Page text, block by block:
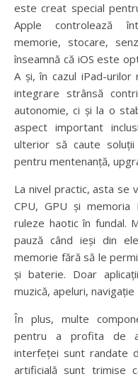
este creat special
Apple controlează
memorie, stocare,
înseamnă că iOS este
A și, în cazul iPad-
integrare strânsă
autonomie, ci și la o
aspect important
ulterior să caute
pentru mentenanță,
La nivel practic, asta se
CPU, GPU și memoria
ruleze haotic în fundal.
pauză când ieși din
memorie fără să le
și baterie. Doar
muzică, apeluri,
În plus, multe
pentru a profita de
interfeței sunt randate
artificială sunt trimise